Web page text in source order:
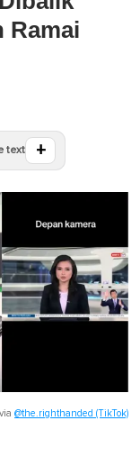
Ramai
text +
@the.righthanded (TikTok)